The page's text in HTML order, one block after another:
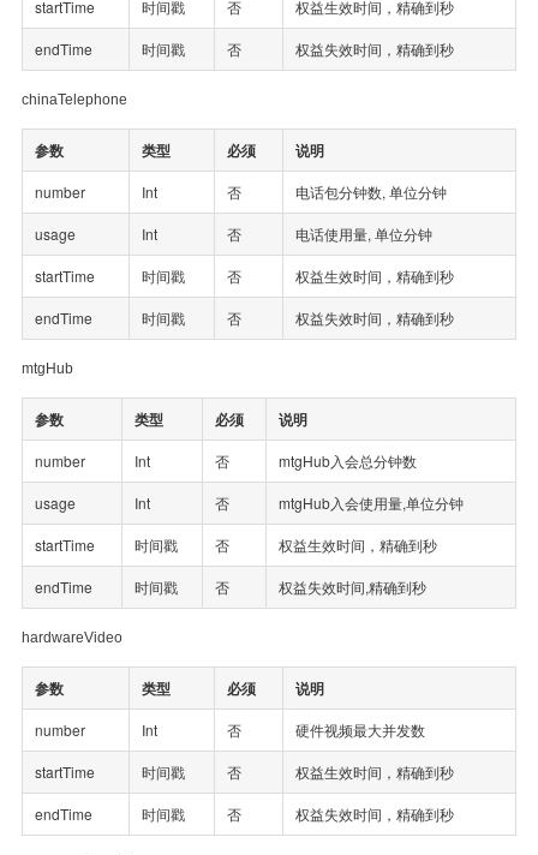
startTime 时间戳 否 权益生效时间，精确到秒
endTime 时间戳 否 权益失效时间，精确到秒
chinaTelephone
参数 类型 必须 说明
number Int 否 电话包分钟数, 单位分钟
usage Int 否 电话使用量, 单位分钟
startTime 时间戳 否 权益生效时间，精确到秒
endTime 时间戳 否 权益失效时间，精确到秒
mtgHub
参数 类型 必须 说明
number Int 否 mtgHub入会总分钟数
usage Int 否 mtgHub入会使用量,单位分钟
startTime 时间戳 否 权益生效时间，精确到秒
endTime 时间戳 否 权益失效时间,精确到秒
hardwareVideo
参数 类型 必须 说明
number Int 否 硬件视频最大并发数
startTime 时间戳 否 权益生效时间，精确到秒
endTime 时间戳 否 权益失效时间，精确到秒